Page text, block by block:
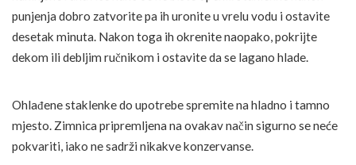
punjenja dobro zatvorite pa ih uronite u vrelu vodu i ostavite
desetak minuta. Nakon toga ih okrenite naopako, pokrijte
dekom ili debljim ručnikom i ostavite da se lagano hlade.
Ohlađene staklenke do upotrebe spremite na hladno i tamno
mjesto. Zimnica pripremljena na ovakav način sigurno se neće
pokvariti, iako ne sadrži nikakve konzervanse.